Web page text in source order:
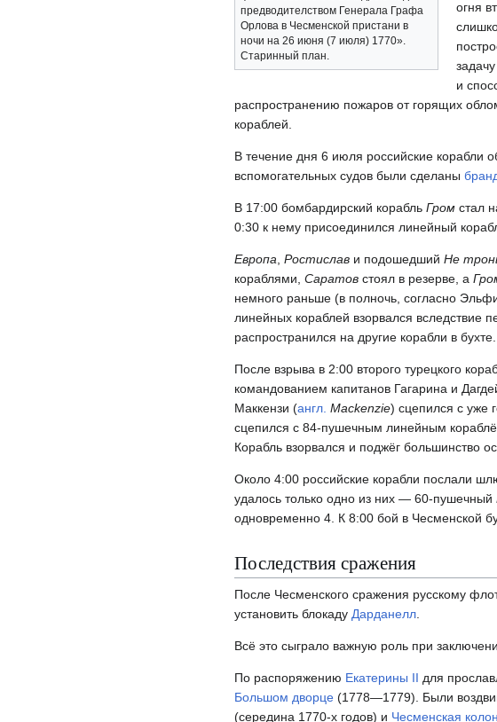
предводителством Генерала Графа
Орлова в Чесменской пристани в
ночи на 26 июня (7 июля) 1770».
Старинный план.
огня
и
распространению пожаров от горящих
кораблей.
В течение дня 6 июля российские корабли
вспомогательных судов были сделаны
В 17:00 бомбардирский корабль Гром стал
0:30 к нему присоединился линейный
Европа Ростислав и подошедший Не
кораблями, Саратов стоял в резерве, а
немного раньше (в полночь, согласно
линейных кораблей взорвался вследствие
распространился на другие корабли в бухте.
После взрыва в 2:00 второго турецкого
командованием капитанов Гагарина и
Маккензи (англ. Mackenzie) сцепился с уже
сцепился с 84-пушечным линейным
Корабль взорвался и поджёг большинство
Около 4:00 российские корабли послали
удалось только одно из них — 60-пушечный
одновременно 4. К 8:00 бой в Чесменской
Последствия сражения
После Чесменского сражения русскому
установить блокаду Дарданелл.
Всё это сыграло важную роль при
По распоряжению Екатерины II для
Большом дворце (1778—1779). Были
(середина 1770-х годов) и Чесменская